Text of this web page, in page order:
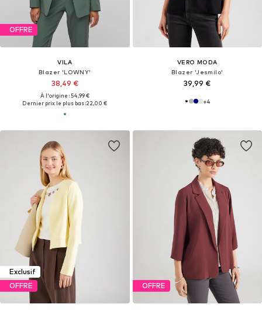
OFFRE
VILA
Blazer 'LOWNY'
38,49 €
À l'origine : 54,99 €
Dernier prix le plus bas :22,00 €
VERO MODA
Blazer 'Jesmilo'
39,99 €
+4
Exclusif
OFFRE
OFFRE